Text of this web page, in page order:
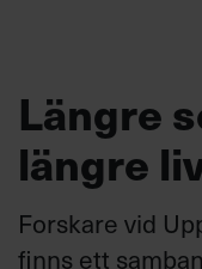
Längre
längre
Forskare vid
finns ett